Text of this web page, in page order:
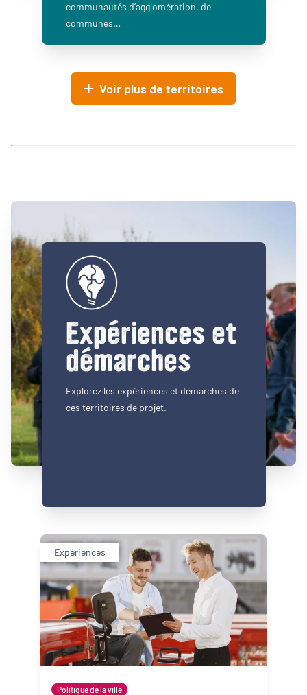
communautés d’agglomération, de
communes…
Voir plus de territoires
Expériences et
démarches
Explorez les expériences et démarches de
ces territoires de projet.
Expériences
Politique de la ville